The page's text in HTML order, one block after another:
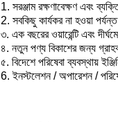
1. সরঞ্জাম রক্ষণাবেক্ষণ এবং
2. সবকিছু কার্যকর না হওয়া
৩. এক বছরের ওয়ারেন্টি এবং
৪. নতুন পণ্য বিকাশের জন্য
৫. বিদেশে পরিষেবা ব্যবস্থায়
6. ইনস্টলেশন / অপারেশন /